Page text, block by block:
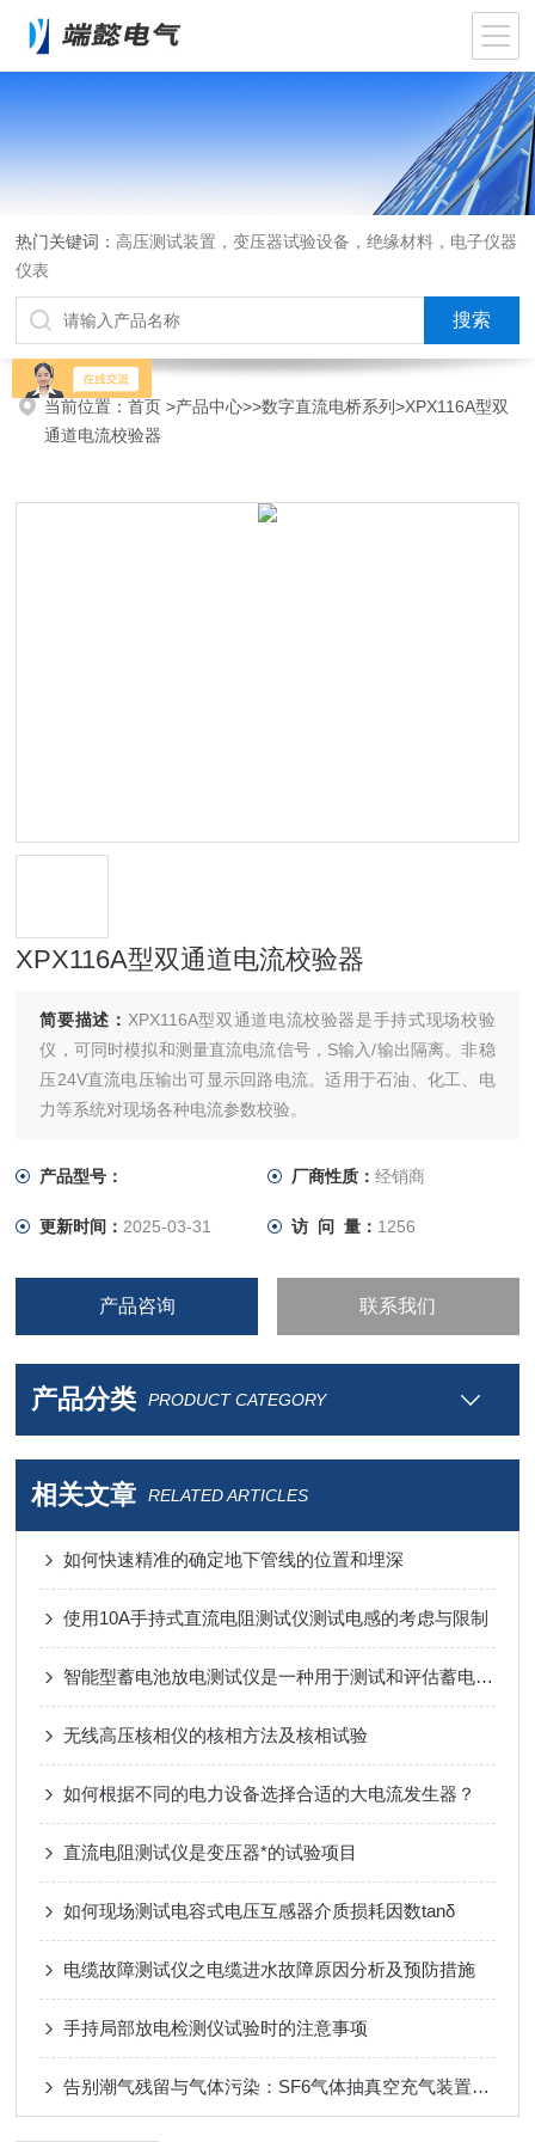
热门关键词： 高压测试装置，变压器试验设备，绝缘材料，电子仪器
仪表
当前位置：首页>产品中心>>数字直流电桥系列>XPX116A型双
通道电流校验器
XPX116A型双通道电流校验器
简要描述： XPX116A型双通道电流校验器是手持式现场校验
仪，可同时模拟和测量直流电流信号，S输入/输出隔离。非稳
压24V直流电压输出可显示回路电流。适用于石油、化工、电
力等系统对现场各种电流参数校验。
产品型号： 厂商性质： 经销商
更新时间： 2025-03-31 访 问 量： 1256
产品咨询 联系我们
产品分类 PRODUCT CATEGORY
相关文章 RELATED ARTICLES
如何快速精准的确定地下管线的位置和埋深
使用10A手持式直流电阻测试仪测试电感的考虑与限制
智能型蓄电池放电测试仪是一种用于测试和评估蓄电池性能的专业设备
无线高压核相仪的核相方法及核相试验
如何根据不同的电力设备选择合适的大电流发生器？
直流电阻测试仪是变压器*的试验项目
如何现场测试电容式电压互感器介质损耗因数tanδ
电缆故障测试仪之电缆进水故障原因分析及预防措施
手持局部放电检测仪试验时的注意事项
告别潮气残留与气体污染：SF6气体抽真空充气装置靠多级过滤设计，实现高纯SF6气体安全充注